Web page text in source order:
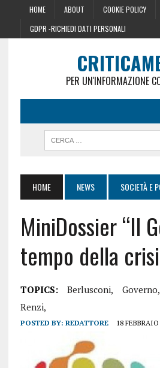
HOME ABOUT COOKIE POLICY
GDPR -RICHIEDI DATI PERSONALI
PER UN'INFORMAZIONE
HOME NEWS SOCIETÀ E
MiniDossier “Il
tempo della
TOPICS: Berlusconi, Governo,
Renzi,
POSTED BY: REDATTORE 18